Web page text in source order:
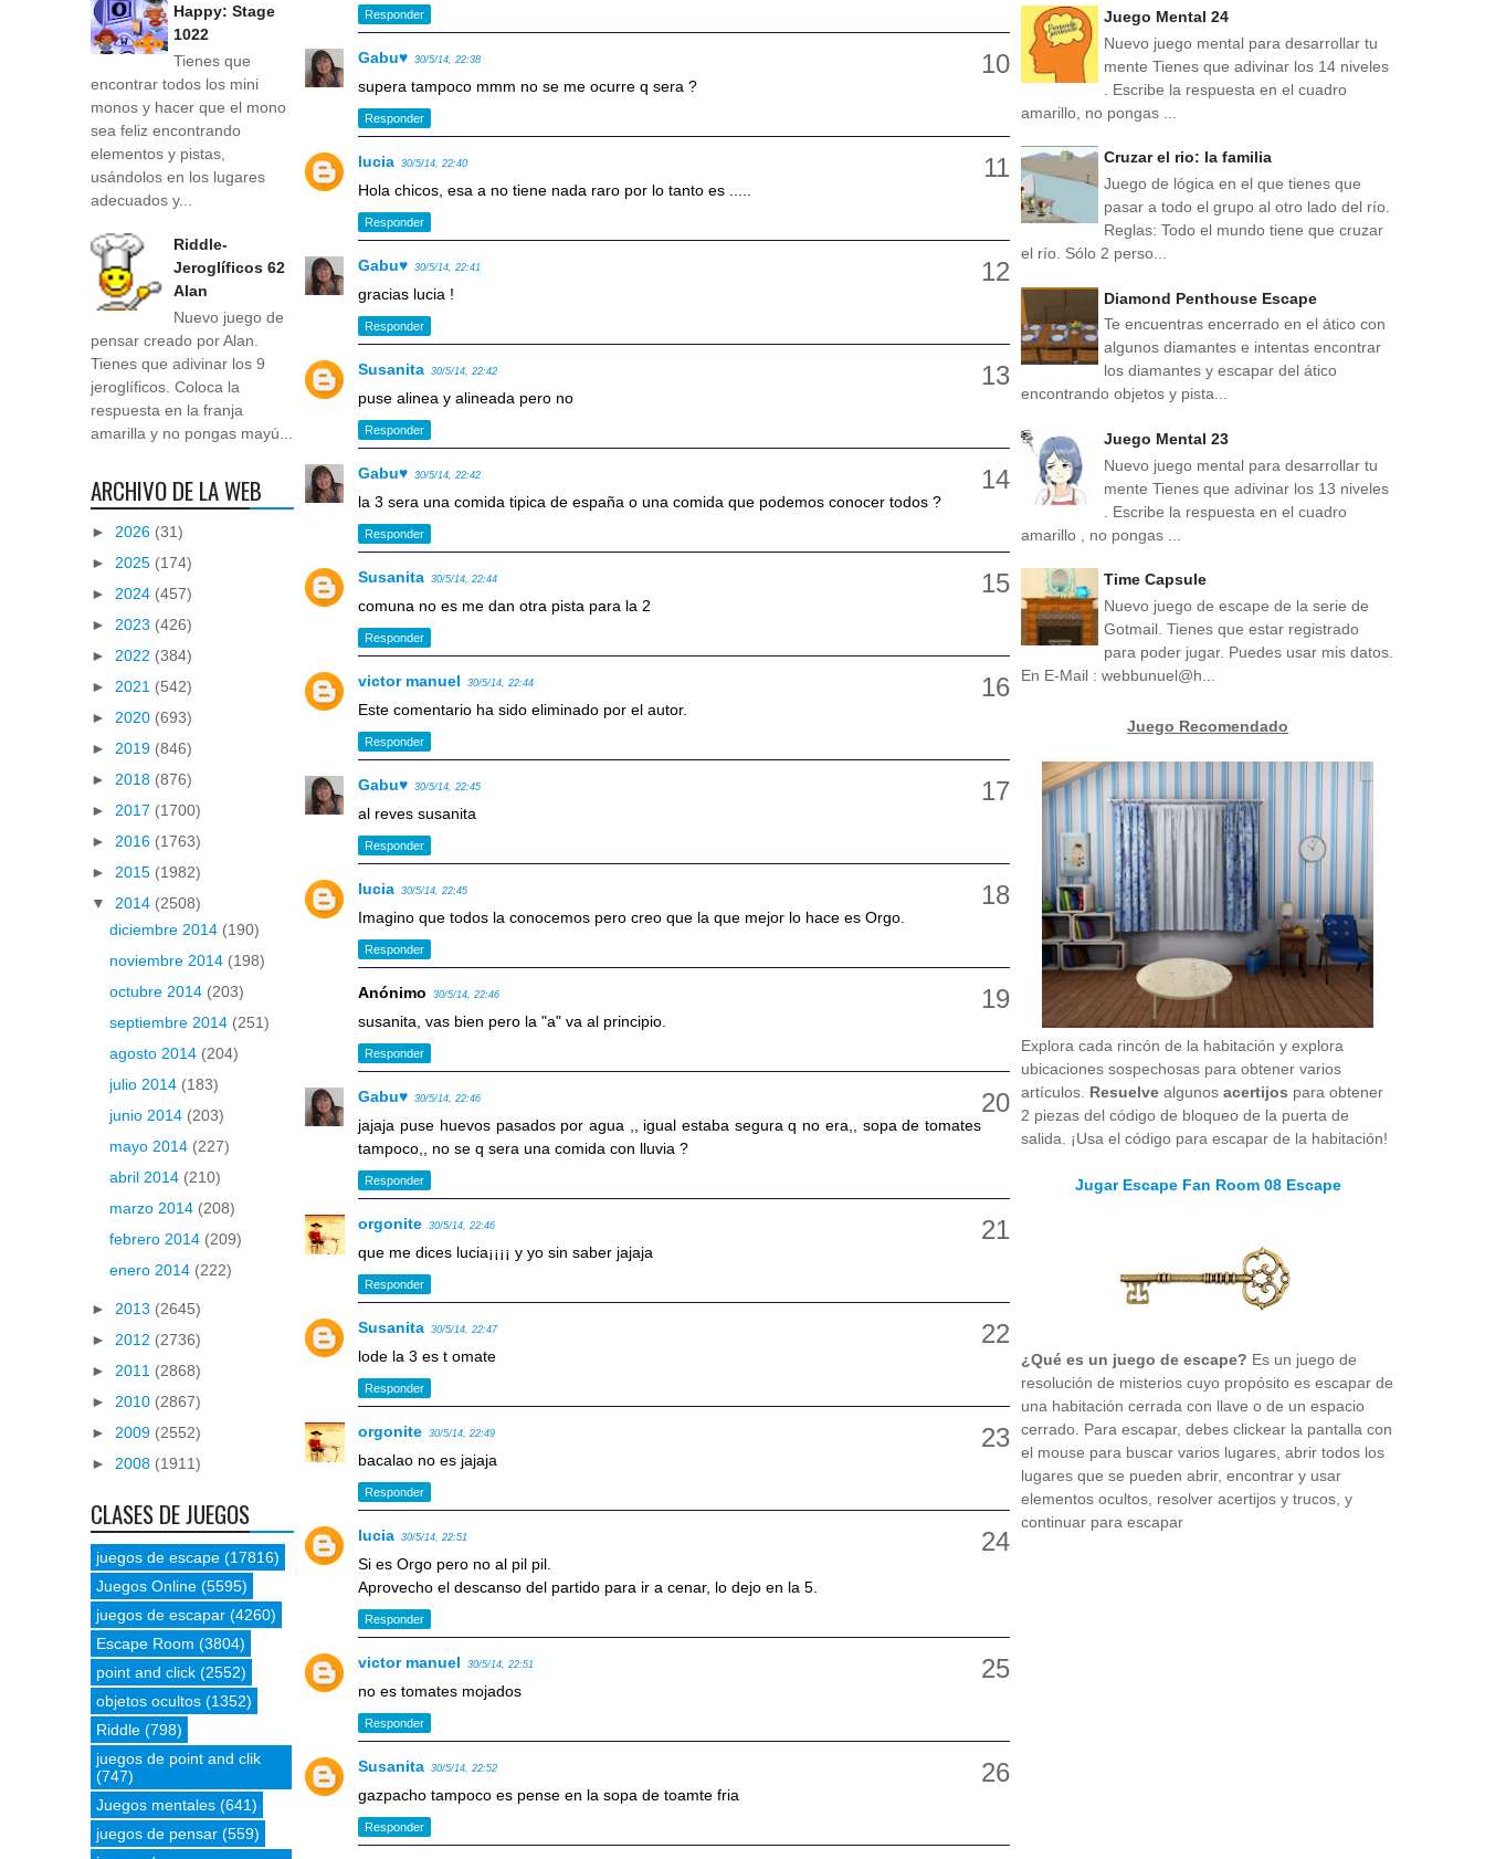
Responder
Gabu♥ 30/5/14, 22:38
supera tampoco mmm no se me ocurre q sera ?
Responder
lucia 30/5/14, 22:40
Hola chicos, esa a no tiene nada raro por lo tanto es .....
Responder
Gabu♥ 30/5/14, 22:41
gracias lucia !
Responder
Susanita 30/5/14, 22:42
puse alinea y alineada pero no
Responder
Gabu♥ 30/5/14, 22:42
la 3 sera una comida tipica de españa o una comida que podemos conocer todos ?
Responder
Susanita 30/5/14, 22:44
comuna no es me dan otra pista para la 2
Responder
victor manuel 30/5/14, 22:44
Este comentario ha sido eliminado por el autor.
Responder
Gabu♥ 30/5/14, 22:45
al reves susanita
Responder
lucia 30/5/14, 22:45
Imagino que todos la conocemos pero creo que la que mejor lo hace es Orgo.
Responder
Anónimo 30/5/14, 22:46
susanita, vas bien pero la "a" va al principio.
Responder
Gabu♥ 30/5/14, 22:46
jajaja puse huevos pasados por agua ,, igual estaba segura q no era,, sopa de tomates
tampoco,, no se q sera una comida con lluvia ?
Responder
orgonite 30/5/14, 22:46
que me dices lucia¡¡¡¡ y yo sin saber jajaja
Responder
Susanita 30/5/14, 22:47
lode la 3 es t omate
Responder
orgonite 30/5/14, 22:49
bacalao no es jajaja
Responder
lucia 30/5/14, 22:51
Si es Orgo pero no al pil pil.
Aprovecho el descanso del partido para ir a cenar, lo dejo en la 5.
Responder
victor manuel 30/5/14, 22:51
no es tomates mojados
Responder
Susanita 30/5/14, 22:52
gazpacho tampoco es pense en la sopa de toamte fria
Responder
Happy: Stage
1022
Tienes que
encontrar todos los mini
monos y hacer que el mono
sea feliz encontrando
elementos y pistas,
usándolos en los lugares
adecuados y...
Riddle-
Jeroglíficos 62
Alan
Nuevo juego de
pensar creado por Alan.
Tienes que adivinar los 9
jeroglíficos. Coloca la
respuesta en la franja
amarilla y no pongas mayú...
ARCHIVO DE LA WEB
► 2026 (31)
► 2025 (174)
► 2024 (457)
► 2023 (426)
► 2022 (384)
► 2021 (542)
► 2020 (693)
► 2019 (846)
► 2018 (876)
► 2017 (1700)
► 2016 (1763)
► 2015 (1982)
▼ 2014 (2508)
diciembre 2014 (190)
noviembre 2014 (198)
octubre 2014 (203)
septiembre 2014 (251)
agosto 2014 (204)
julio 2014 (183)
junio 2014 (203)
mayo 2014 (227)
abril 2014 (210)
marzo 2014 (208)
febrero 2014 (209)
enero 2014 (222)
► 2013 (2645)
► 2012 (2736)
► 2011 (2868)
► 2010 (2867)
► 2009 (2552)
► 2008 (1911)
CLASES DE JUEGOS
juegos de escape (17816)
Juegos Online (5595)
juegos de escapar (4260)
Escape Room (3804)
point and click (2552)
objetos ocultos (1352)
Riddle (798)
juegos de point and clik
(747)
Juegos mentales (641)
juegos de pensar (559)
Juego Mental 24
Nuevo juego mental para desarrollar tu
mente Tienes que adivinar los 14 niveles
. Escribe la respuesta en el cuadro
amarillo, no pongas ...
Cruzar el rio: la familia
Juego de lógica en el que tienes que
pasar a todo el grupo al otro lado del río.
Reglas: Todo el mundo tiene que cruzar
el río. Sólo 2 perso...
Diamond Penthouse Escape
Te encuentras encerrado en el ático con
algunos diamantes e intentas encontrar
los diamantes y escapar del ático
encontrando objetos y pista...
Juego Mental 23
Nuevo juego mental para desarrollar tu
mente Tienes que adivinar los 13 niveles
. Escribe la respuesta en el cuadro
amarillo , no pongas ...
Time Capsule
Nuevo juego de escape de la serie de
Gotmail. Tienes que estar registrado
para poder jugar. Puedes usar mis datos.
En E-Mail : webbunuel@h...
Juego Recomendado
Explora cada rincón de la habitación y explora
ubicaciones sospechosas para obtener varios
artículos. Resuelve algunos acertijos para obtener
2 piezas del código de bloqueo de la puerta de
salida. ¡Usa el código para escapar de la habitación!
Jugar Escape Fan Room 08 Escape
¿Qué es un juego de escape? Es un juego de
resolución de misterios cuyo propósito es escapar de
una habitación cerrada con llave o de un espacio
cerrado. Para escapar, debes clickear la pantalla con
el mouse para buscar varios lugares, abrir todos los
lugares que se pueden abrir, encontrar y usar
elementos ocultos, resolver acertijos y trucos, y
continuar para escapar